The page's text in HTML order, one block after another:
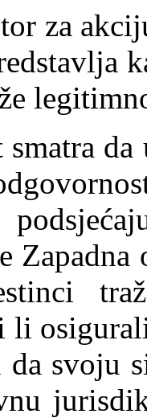
za
smatra
li
svoju